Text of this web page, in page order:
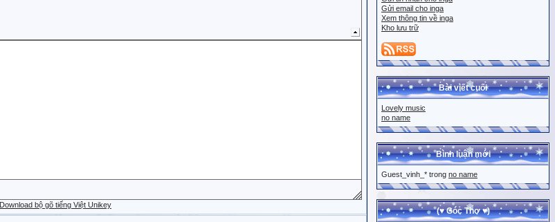
Download bộ gõ tiếng Việt Unikey
Gửi email cho inga
Xem thông tin về inga
Kho lưu trữ
Bài viết cuối
Lovely music
no name
Bình luận mới
Guest_vinh_* trong no name
(♥ Góc Thơ ♥)